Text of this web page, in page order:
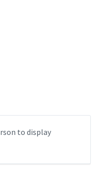
to display